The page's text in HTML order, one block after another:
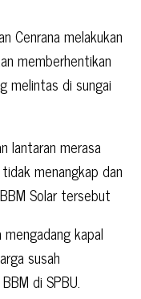
Cenrana melakukan
memberhentikan
melintas di sungai
lantaran merasa
menangkap dan
Solar tersebut
kapal
susah
di SPBU.